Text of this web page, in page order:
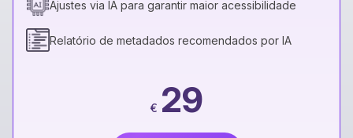
Ajustes via IA para garantir maior acessibilidade
Relatório de metadados recomendados por IA
€ 29